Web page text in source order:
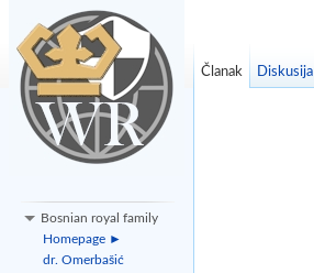
Članak Diskusija
Bosnian royal family
Homepage ►
dr. Omerbašić